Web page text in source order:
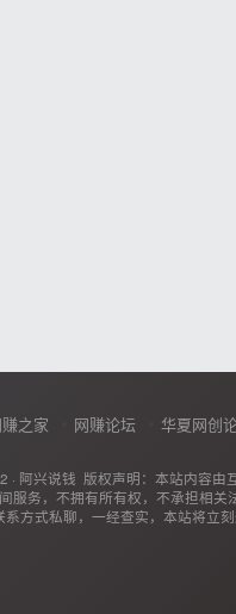
之家 网赚论坛 华夏网创
· 阿兴说钱 版权声明：本站内容由
服务，不拥有所有权，不承担相关
方式私聊，一经查实，本站将立刻